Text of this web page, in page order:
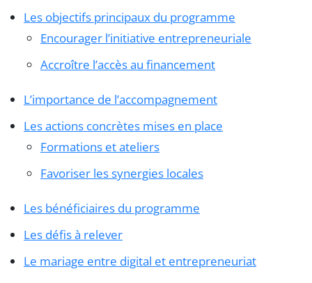
Les objectifs principaux du programme
Encourager l’initiative entrepreneuriale
Accroître l’accès au financement
L’importance de l’accompagnement
Les actions concrètes mises en place
Formations et ateliers
Favoriser les synergies locales
Les bénéficiaires du programme
Les défis à relever
Le mariage entre digital et entrepreneuriat